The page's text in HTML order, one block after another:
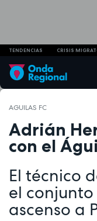
TENDENCIAS CRISIS
AGUILAS FC
Adrián
con el
El técnico
el
ascenso a